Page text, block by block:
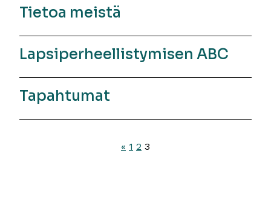
Tietoa meistä
Lapsiperheellistymisen ABC
Tapahtumat
« 1 2 3